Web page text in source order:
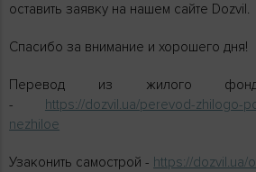
оставить заявку на нашем сайте Dozvil.
Спасибо за внимание и хорошего дня!
Перевод из жилого
-
https://dozvil.ua/perevod-zhilogo-
nezhiloe
Узаконить самострой - https://dozvil.ua/